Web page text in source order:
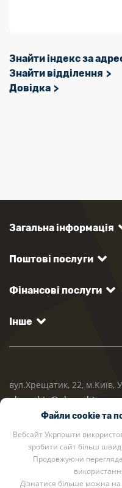
Знайти індекс за
Знайти відділення
Довідка
Загальна інформація
Поштові послуги
Фінансові послуги
Інше
вул.Хрещатик, 22, м.Київ,
ukrposhta@ukrposhta.ua
Файли cookie та
Вебсайт Укрпошти
зробити сайт більш
Продовжуючи
Дізнатися більше можна на